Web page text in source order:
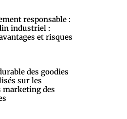
responsable :
industriel :
et risques
des goodies
sur les
marketing des